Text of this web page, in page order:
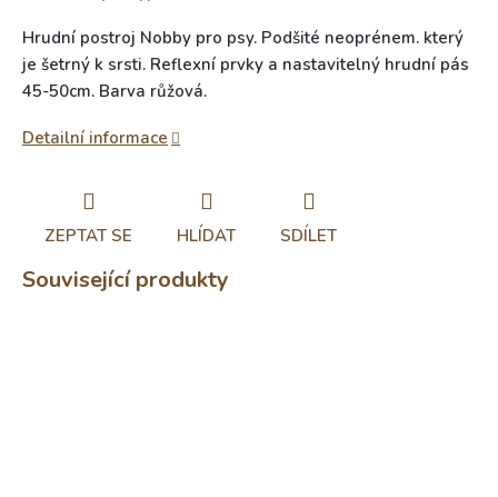
Hrudní postroj Nobby pro psy. Podšité neoprénem. který
je šetrný k srsti. Reflexní prvky a nastavitelný hrudní pás
45-50cm. Barva růžová.
Detailní informace
ZEPTAT SE HLÍDAT SDÍLET
Související produkty